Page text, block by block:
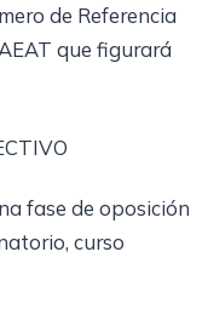
de Referencia
que figurará
fase de oposición
curso